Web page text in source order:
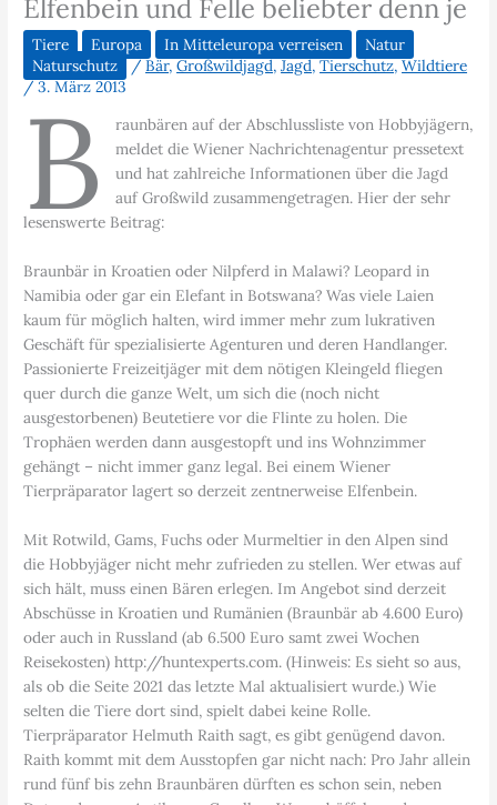
Elfenbein und Felle beliebter denn je
Tiere Europa In Mitteleuropa verreisen
Natur
Naturschutz /Bär,Großwildjagd,Jagd,Tierschutz,Wildtiere
/3. März 2013
B
raunbären auf der Abschlussliste von Hobbyjägern,
meldet die Wiener Nachrichtenagentur pressetext
und hat zahlreiche Informationen über die Jagd
auf Großwild zusammengetragen. Hier der sehr
lesenswerte Beitrag:
Braunbär in Kroatien oder Nilpferd in Malawi? Leopard in
Namibia oder gar ein Elefant in Botswana? Was viele Laien
kaum für möglich halten, wird immer mehr zum lukrativen
Geschäft für spezialisierte Agenturen und deren Handlanger.
Passionierte Freizeitjäger mit dem nötigen Kleingeld fliegen
quer durch die ganze Welt, um sich die (noch nicht
ausgestorbenen) Beutetiere vor die Flinte zu holen. Die
Trophäen werden dann ausgestopft und ins Wohnzimmer
gehängt – nicht immer ganz legal. Bei einem Wiener
Tierpräparator lagert so derzeit zentnerweise Elfenbein.
Mit Rotwild, Gams, Fuchs oder Murmeltier in den Alpen sind
die Hobbyjäger nicht mehr zufrieden zu stellen. Wer etwas auf
sich hält, muss einen Bären erlegen. Im Angebot sind derzeit
Abschüsse in Kroatien und Rumänien (Braunbär ab 4.600 Euro)
oder auch in Russland (ab 6.500 Euro samt zwei Wochen
Reisekosten) http://huntexperts.com. (Hinweis: Es sieht so aus,
als ob die Seite 2021 das letzte Mal aktualisiert wurde.) Wie
selten die Tiere dort sind, spielt dabei keine Rolle.
Tierpräparator Helmuth Raith sagt, es gibt genügend davon.
Raith kommt mit dem Ausstopfen gar nicht nach: Pro Jahr allein
rund fünf bis zehn Braunbären dürften es schon sein, neben